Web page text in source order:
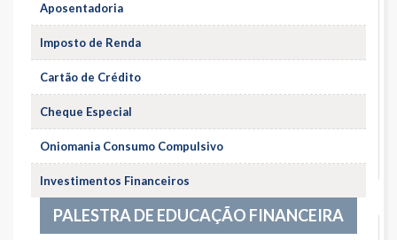
Aposentadoria
Imposto de Renda
Cartão de Crédito
Cheque Especial
Oniomania Consumo Compulsivo
Investimentos Financeiros
PALESTRA DE EDUCAÇÃO FINANCEIRA